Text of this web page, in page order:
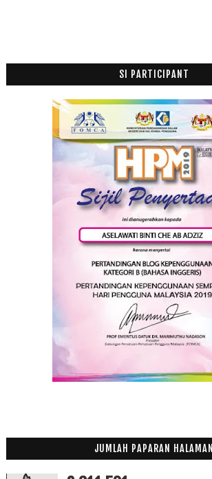
SI PARTICIPANT
JUMLAH PAPARAN HALAMAN